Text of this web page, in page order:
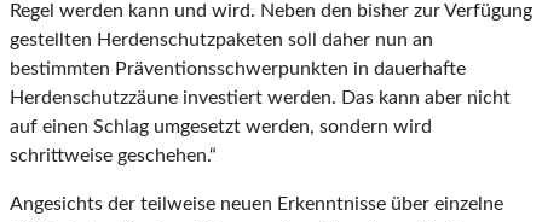
Regel werden kann und wird. Neben den bisher zur Verfügung
gestellten Herdenschutzpaketen soll daher nun an
bestimmten Präventionsschwerpunkten in dauerhafte
Herdenschutzzäune investiert werden. Das kann aber nicht
auf einen Schlag umgesetzt werden, sondern wird
schrittweise geschehen.“
Angesichts der teilweise neuen Erkenntnisse über einzelne